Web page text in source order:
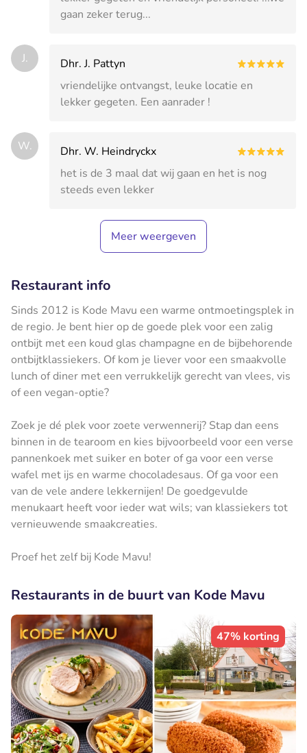
gaan zeker terug...
J.
Dhr. J. Pattyn
vriendelijke ontvangst, leuke locatie en
lekker gegeten. Een aanrader !
W.
Dhr. W. Heindryckx
het is de 3 maal dat wij gaan en het is nog
steeds even lekker
Meer weergeven
Restaurant info
Sinds 2012 is Kode Mavu een warme ontmoetingsplek in
de regio. Je bent hier op de goede plek voor een zalig
ontbijt met een koud glas champagne en de bijbehorende
ontbijtklassiekers. Of kom je liever voor een smaakvolle
lunch of diner met een verrukkelijk gerecht van vlees, vis
of een vegan-optie?
Zoek je dé plek voor zoete verwennerij? Stap dan eens
binnen in de tearoom en kies bijvoorbeeld voor een verse
pannenkoek met suiker en boter of ga voor een verse
wafel met ijs en warme chocoladesaus. Of ga voor een
van de vele andere lekkernijen! De goedgevulde
menukaart heeft voor ieder wat wils; van klassiekers tot
vernieuwende smaakcreaties.
Proef het zelf bij Kode Mavu!
Restaurants in de buurt van Kode Mavu
47% korting